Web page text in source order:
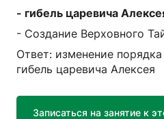
- гибель царевича
- Создание Верховного
Ответ: изменение
гибель царевича Алексея
Записаться на занятие к